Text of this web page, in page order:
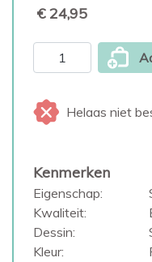
€ 24,95
Helaas niet
Kenmerken
Eigenschap:
Kwaliteit:
Dessin:
Kleur: